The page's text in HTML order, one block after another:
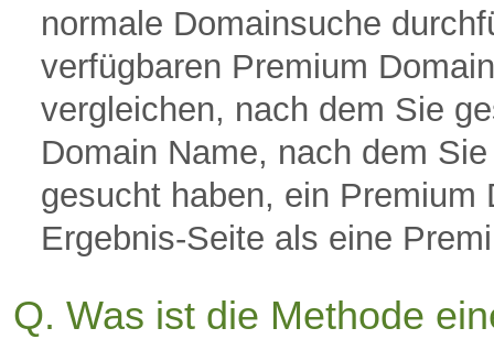
normale Domainsuche
verfügbaren Premium
vergleichen, nach dem Sie
Domain Name, nach dem
gesucht haben, ein
Ergebnis-Seite als eine
Q. Was ist die Methode